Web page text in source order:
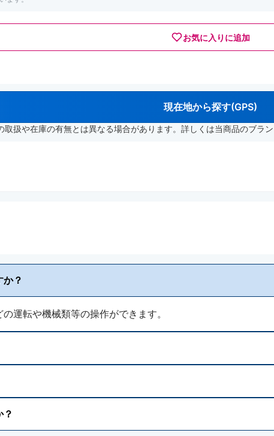
お気に入りに追加
現在地から探す(GPS)
扱や在庫の有無とは異なる場合があります。詳しくは当商品のブラ
？
運転や機械類等の操作ができます。
てください。
は、医師、薬剤師又は登録販売者にご相談ください。
売者にご相談ください。